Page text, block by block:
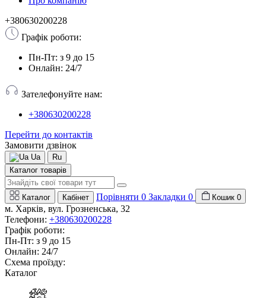
+380630200228
Графік роботи:
Пн-Пт: з 9 до 15
Онлайн: 24/7
Зателефонуйте нам:
+380630200228
Перейти до контактів
Замовити дзвінок
Ua
Ru
Каталог товарів
Каталог Кабінет Порівняти 0 Закладки 0 Кошик 0
м. Харків, вул. Грозненська, 32
Телефони: +380630200228
Графік роботи:
Пн-Пт: з 9 до 15
Онлайн: 24/7
Схема проїзду:
Каталог